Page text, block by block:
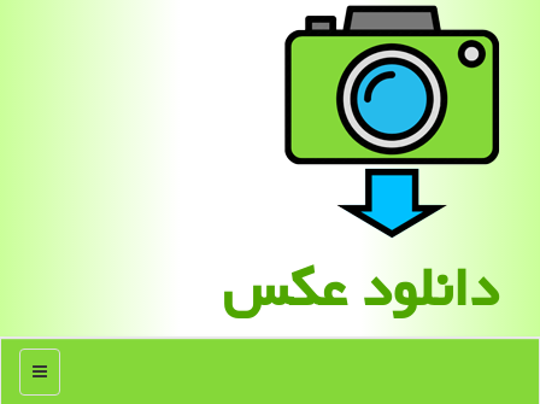
دانلود عكس
منو